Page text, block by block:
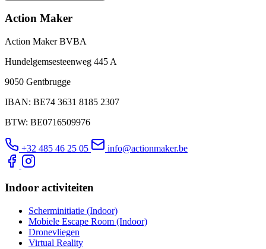
Action Maker
Action Maker BVBA
Hundelgemsesteenweg 445 A
9050 Gentbrugge
IBAN: BE74 3631 8185 2307
BTW: BE0716509976
+32 485 46 25 05 info@actionmaker.be
Indoor activiteiten
Scherminitiatie (Indoor)
Mobiele Escape Room (Indoor)
Dronevliegen
Virtual Reality